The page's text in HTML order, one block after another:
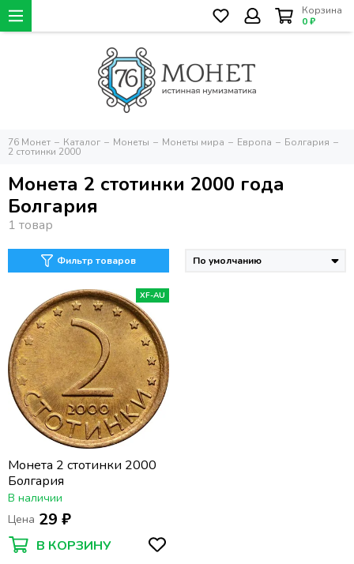
Корзина
0 ₽
76 Монет Каталог Монеты Монеты мира Европа Болгария
2 стотинки 2000
Монета 2 стотинки 2000 года
Болгария
Фильтр товаров
XF-AU
Монета 2 стотинки 2000
Болгария
В наличии
Цена 29 ₽
В КОРЗИНУ